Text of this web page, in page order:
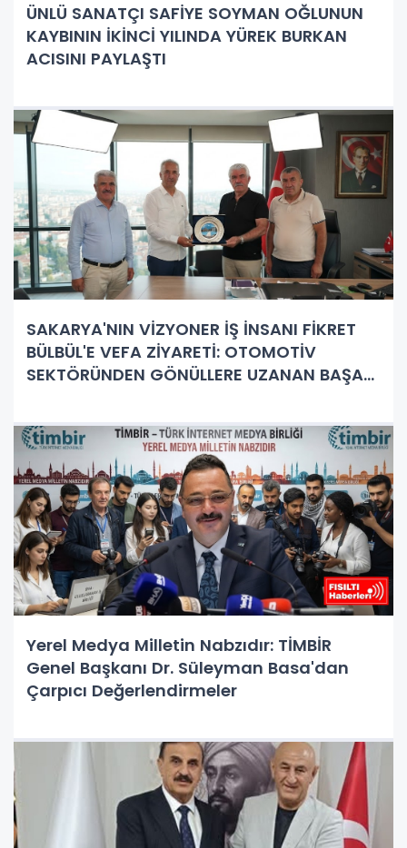
ÜNLÜ SANATÇI SAFİYE SOYMAN OĞLUNUN
KAYBININ İKİNCİ YILINDA YÜREK BURKAN
ACISINI PAYLAŞTI
SAKARYA'NIN VİZYONER İŞ İNSANI FİKRET
BÜLBÜL'E VEFA ZİYARETİ: OTOMOTİV
SEKTÖRÜNDEN GÖNÜLLERE UZANAN BAŞARI
Yerel Medya Milletin Nabzıdır: TİMBİR
Genel Başkanı Dr. Süleyman Basa'dan
Çarpıcı Değerlendirmeler